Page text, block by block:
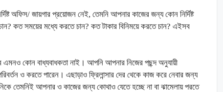
অফিস/ জায়গার প্রয়োজন নেই, তেমনি আপনার কাজের জন্য কোন নির্দিষ্ট
কত সময়ের মধ্যে করতে চান? কত টাকার বিনিময়ে করতে চান? এইসব
এমনও কোন বাধ্যবাধকতা নাই। আপনি আপনার নিজের পছন্দ অনুযায়ী
ও করতে পারেন। এছাড়াও ফ্রিলান্সার দের থেকে কাজ করে নেবার জন্য
তেমনিই আপনার ও কাজের জন্য কোথাও যেতে হচ্ছে না বা ঝামেলায় পরতে